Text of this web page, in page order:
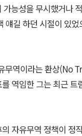
가능성을 무시했거나
얘길 하던 시절이 있
무역이라는 환상(No
역임한 그는 최근 트
자유무역 정책이 정